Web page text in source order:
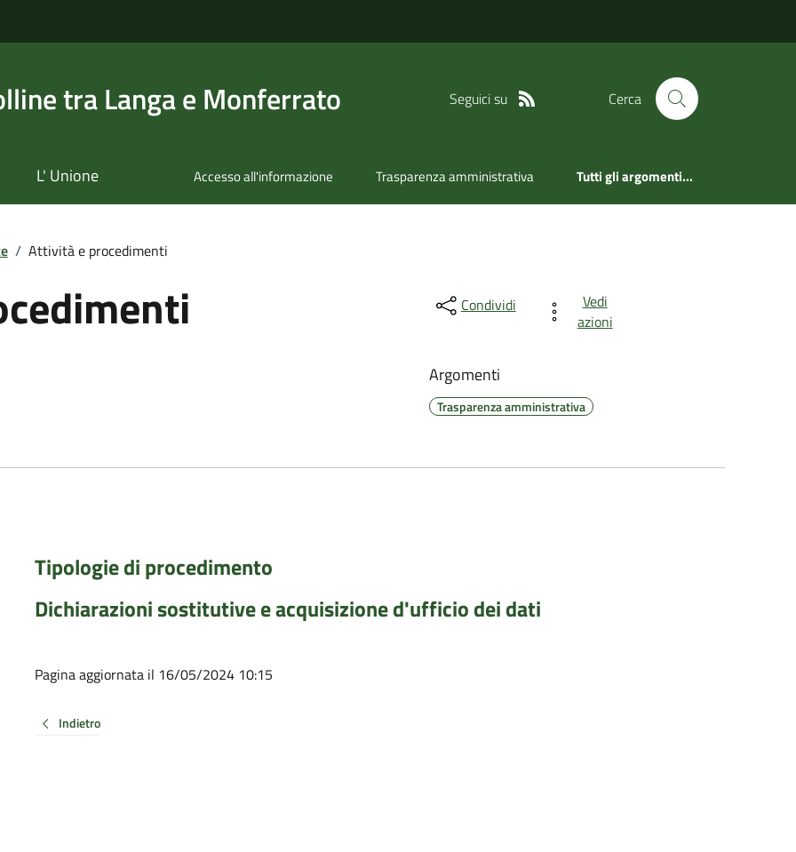
tra Langa e Monferrato Seguici su Cerca
L' Unione Accesso all'informazione Trasparenza amministrativa Tutti gli argomenti...
/ Attività e procedimenti
Condividi
Vedi
azioni
Argomenti
Trasparenza amministrativa
Tipologie di procedimento
Dichiarazioni sostitutive e acquisizione d'ufficio dei dati
Pagina aggiornata il 16/05/2024 10:15
Indietro